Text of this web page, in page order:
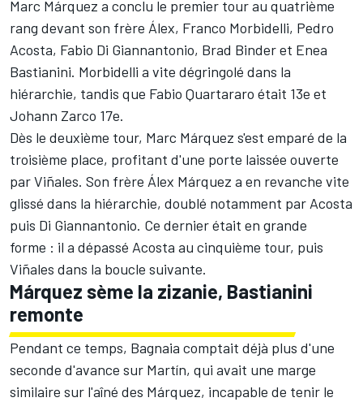
Marc Márquez a conclu le premier tour au quatrième
rang devant son frère Álex, Franco Morbidelli, Pedro
Acosta, Fabio Di Giannantonio, Brad Binderet Enea
Bastianini. Morbidelli a vite dégringolé dans la
hiérarchie, tandis que Fabio Quartararo était 13e et
Johann Zarco 17e.
Dès le deuxième tour, Marc Márquez s'est emparé de la
troisième place, profitant d'une porte laissée ouverte
par Viñales. Son frère Álex Márquez a en revanche vite
glissé dans la hiérarchie, doublé notamment par Acosta
puis Di Giannantonio. Ce dernier était en grande
forme : il a dépassé Acosta au cinquième tour, puis
Viñales dans la boucle suivante.
Márquez sème la zizanie, Bastianini
remonte
Pendant ce temps, Bagnaia comptait déjà plus d'une
seconde d'avance sur Martín, qui avait une marge
similaire sur l'aîné des Márquez, incapable de tenir le